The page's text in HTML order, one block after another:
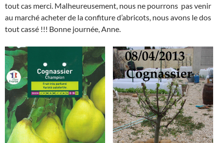
tout cas merci. Malheureusement, nous ne pourrons pas venir
au marché acheter de la confiture d’abricots, nous avons le dos
tout cassé !!! Bonne journée, Anne.